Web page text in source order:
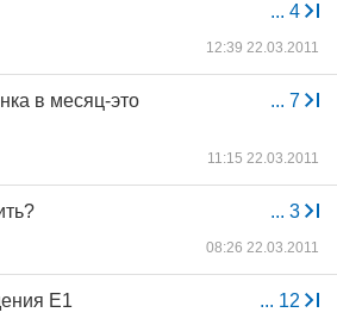
... 4
12:39 22.03.2011
... 7
в месяц-это
11:15 22.03.2011
... 3
08:26 22.03.2011
... 12
Е1